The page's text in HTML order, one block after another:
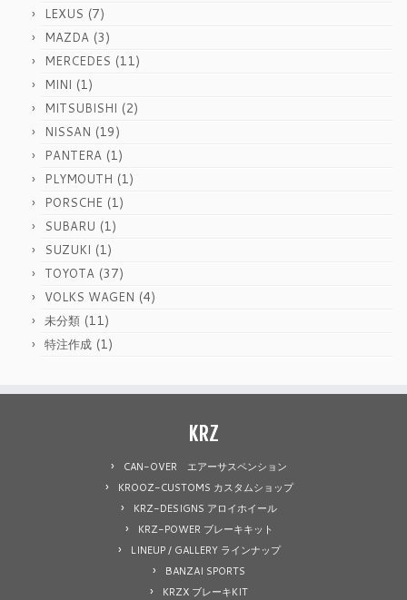
LEXUS (7)
MAZDA (3)
MERCEDES (11)
MINI (1)
MITSUBISHI (2)
NISSAN (19)
PANTERA (1)
PLYMOUTH (1)
PORSCHE (1)
SUBARU (1)
SUZUKI (1)
TOYOTA (37)
VOLKS WAGEN (4)
未分類 (11)
特注作成 (1)
KRZ
CAN-OVER エアーサスペンション
KROOZ-CUSTOMS カスタムショップ
KRZ-DESIGNS アロイホイール
KRZ-POWER ブレーキキット
LINEUP / GALLERY ラインナップ
BANZAI SPORTS
KRZX ブレーキKIT